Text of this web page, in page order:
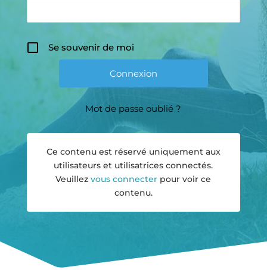
Se souvenir de moi
Mot de passe oublié ?
Ce contenu est réservé uniquement aux
utilisateurs et utilisatrices connectés.
Veuillezvous connecter pour voir ce
contenu.